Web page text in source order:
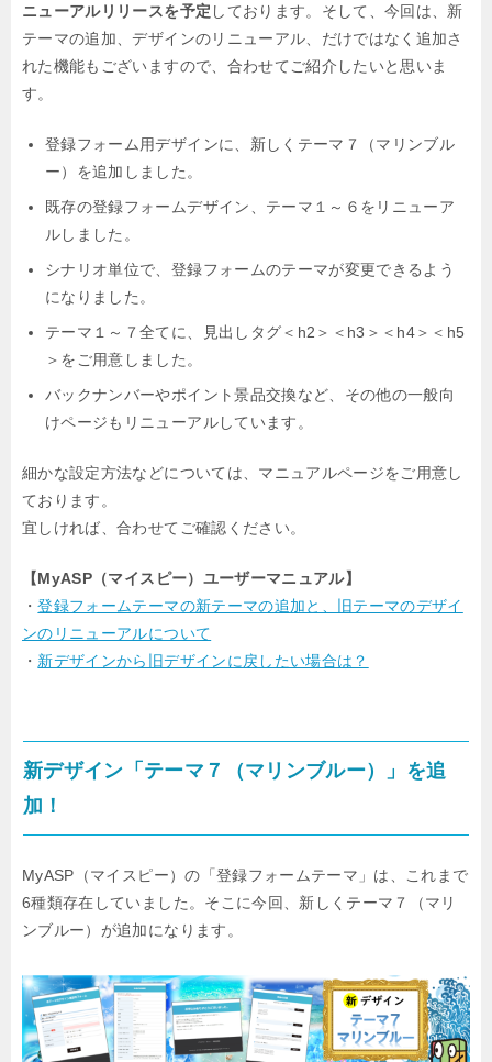
ニューアルリリースを予定 しております。そして、今回は、新
テーマの追加、デザインのリニューアル、だけではなく追加さ
れた機能もございますので、合わせてご紹介したいと思いま
す。
登録フォーム用デザインに、新しくテーマ７（マリンブル
ー）を追加しました。
既存の登録フォームデザイン、テーマ１～６をリニューア
ルしました。
シナリオ単位で、登録フォームのテーマが変更できるよう
になりました。
テーマ１～７全てに、見出しタグ＜h2＞＜h3＞＜h4＞＜h5
＞をご用意しました。
バックナンバーやポイント景品交換など、その他の一般向
けページもリニューアルしています。
細かな設定方法などについては、マニュアルページをご用意し
ております。
宜しければ、合わせてご確認ください。
【MyASP（マイスピー）ユーザーマニュアル】
・登録フォームテーマの新テーマの追加と、旧テーマのデザイ
ンのリニューアルについて
・ 新デザインから旧デザインに戻したい場合は？
新デザイン「テーマ７（マリンブルー）」を追
加！
MyASP（マイスピー）の「登録フォームテーマ」は、これまで
6種類存在していました。そこに今回、新しくテーマ７（マリ
ンブルー）が追加になります。